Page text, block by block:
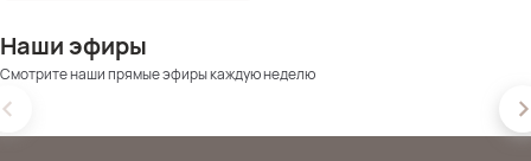
Наши эфиры
Смотрите наши прямые эфиры каждую неделю